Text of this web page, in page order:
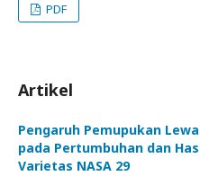
PDF
Artikel
Pengaruh Pemupukan
pada Pertumbuhan dan
Varietas NASA 29